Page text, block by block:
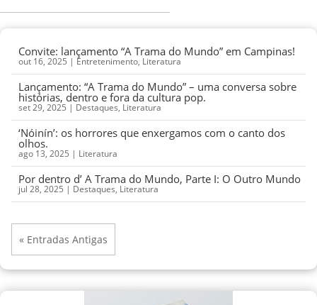
Convite: lançamento “A Trama do Mundo” em Campinas!
out 16, 2025 | Entretenimento, Literatura
Lançamento: “A Trama do Mundo” – uma conversa sobre
histórias, dentro e fora da cultura pop.
set 29, 2025 | Destaques, Literatura
‘Nóinín’: os horrores que enxergamos com o canto dos
olhos.
ago 13, 2025 | Literatura
Por dentro d’ A Trama do Mundo, Parte I: O Outro Mundo
jul 28, 2025 | Destaques, Literatura
« Entradas Antigas